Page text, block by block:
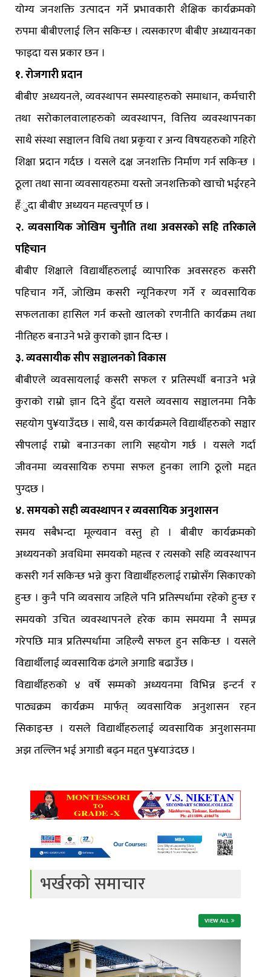
योग्य जनशक्ति उत्पादन गर्ने प्रभावकारी शैक्षिक कार्यक्रमको
रुपमा बीबीएलाई लिन सकिन्छ । त्यसकारण बीबीए अध्यायनका
फाइदा यस प्रकार छन ।
१. रोजगारी प्रदान
बीबीए अध्ययनले, व्यवस्थापन समस्याहरुको समाधान, कर्मचारी
तथा सरोकालवालाहरुको व्यवस्थापन, वित्तिय व्यवस्थापनका
साथै संस्था सञ्चालन विधि तथा प्रकृया र अन्य विषयहरुको गहिरो
शिक्षा प्रदान गर्दछ । यसले दक्ष जनशक्ति निर्माण गर्न सकिन्छ ।
ठूला तथा साना व्यवसायहरुमा यस्तो जनशक्तिको खाचो भईरहने
हँुदा बीबीए अध्ययन महत्त्वपूर्ण छ ।
२. व्यवसायिक जोखिम चुनौति तथा अवसरको सहि तरिकाले
पहिचान
बीबीए शिक्षाले विद्यार्थीहरुलाई व्यापारिक अवसरहरु कसरी
पहिचान गर्ने, जोखिम कसरी न्यूनिकरण गर्ने र व्यवसायिक
सफलताका हासिल गर्न कस्तो खालको रणनीति कार्यक्रम तथा
नीतिहरु बनाउने भन्ने कुराको ज्ञान दिन्छ ।
३. व्यवसायीक सीप सञ्चालनको विकास
बीबीएले व्यवसायलाई कसरी सफल र प्रतिस्पर्धी बनाउने भन्ने
कुराको राम्रो ज्ञान दिने हुँदा यसले व्यवसाय सञ्चालनमा निकै
सहयोग पु¥याउँदछ । साथै, यस कार्यक्रमले विद्यार्थीहरुको सञ्चार
सीपलाई राम्रो बनाउनका लागि सहयोग गर्छ । यसले गर्दा
जीवनमा व्यवसायिक रुपमा सफल हुनका लागि ठूलो मद्दत
पुग्दछ ।
४. समयको सही व्यवस्थापन र व्यवसायिक अनुशासन
समय सबैभन्दा मूल्यवान वस्तु हो । बीबीए कार्यक्रमको
अध्ययनको अवधिमा समयको महत्त्व र त्यसको सहि व्यवस्थापन
कसरी गर्न सकिन्छ भन्ने कुरा विद्यार्थीहरुलाई राम्रोसँग सिकाएको
हुन्छ । कुनै पनि व्यवसाय जहिले पनि प्रतिस्पर्धामा रहेको हुन्छ र
समयको उचित व्यवस्थापनले हरेक काम समयमा नै सम्पन्न
गरेपछि मात्र प्रतिस्पर्धामा जहिल्यै सफल हुन सकिन्छ । यसले
विद्यार्थीलाई व्यवसायिक ढंगले अगाडि बढाउँछ ।
विद्यार्थीहरुको ४ वर्षे सम्मको अध्ययनमा विभिन्न इन्टर्न र
पाठ्यक्रम कार्यक्रम मार्फत् व्यवसायिक अनुशासन रहन
सिकाइन्छ । यसले विद्यार्थीहरुलाई व्यवसायिक अनुशासनमा
अझ तल्लिन भई अगाडी बढ्न मद्दत पु¥याउंदछ ।
भर्खरको समाचार
VIEW ALL